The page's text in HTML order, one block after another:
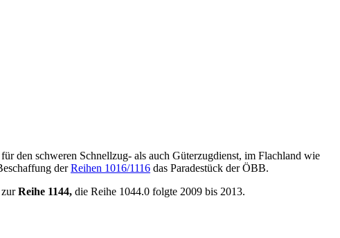
den schweren Schnellzug- als auch Güterzugdienst, im Flachland wie
derReihen 1016/1116 das Paradestück der ÖBB.
zurReihe 1144, die Reihe 1044.0 folgte 2009 bis 2013.